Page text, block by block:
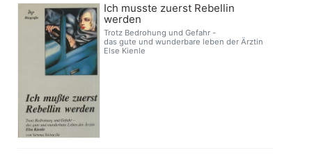
Ich musste zuerst Rebellin
werden
Trotz Bedrohung und Gefahr -
das gute und wunderbare leben der Ärztin
Else Kienle